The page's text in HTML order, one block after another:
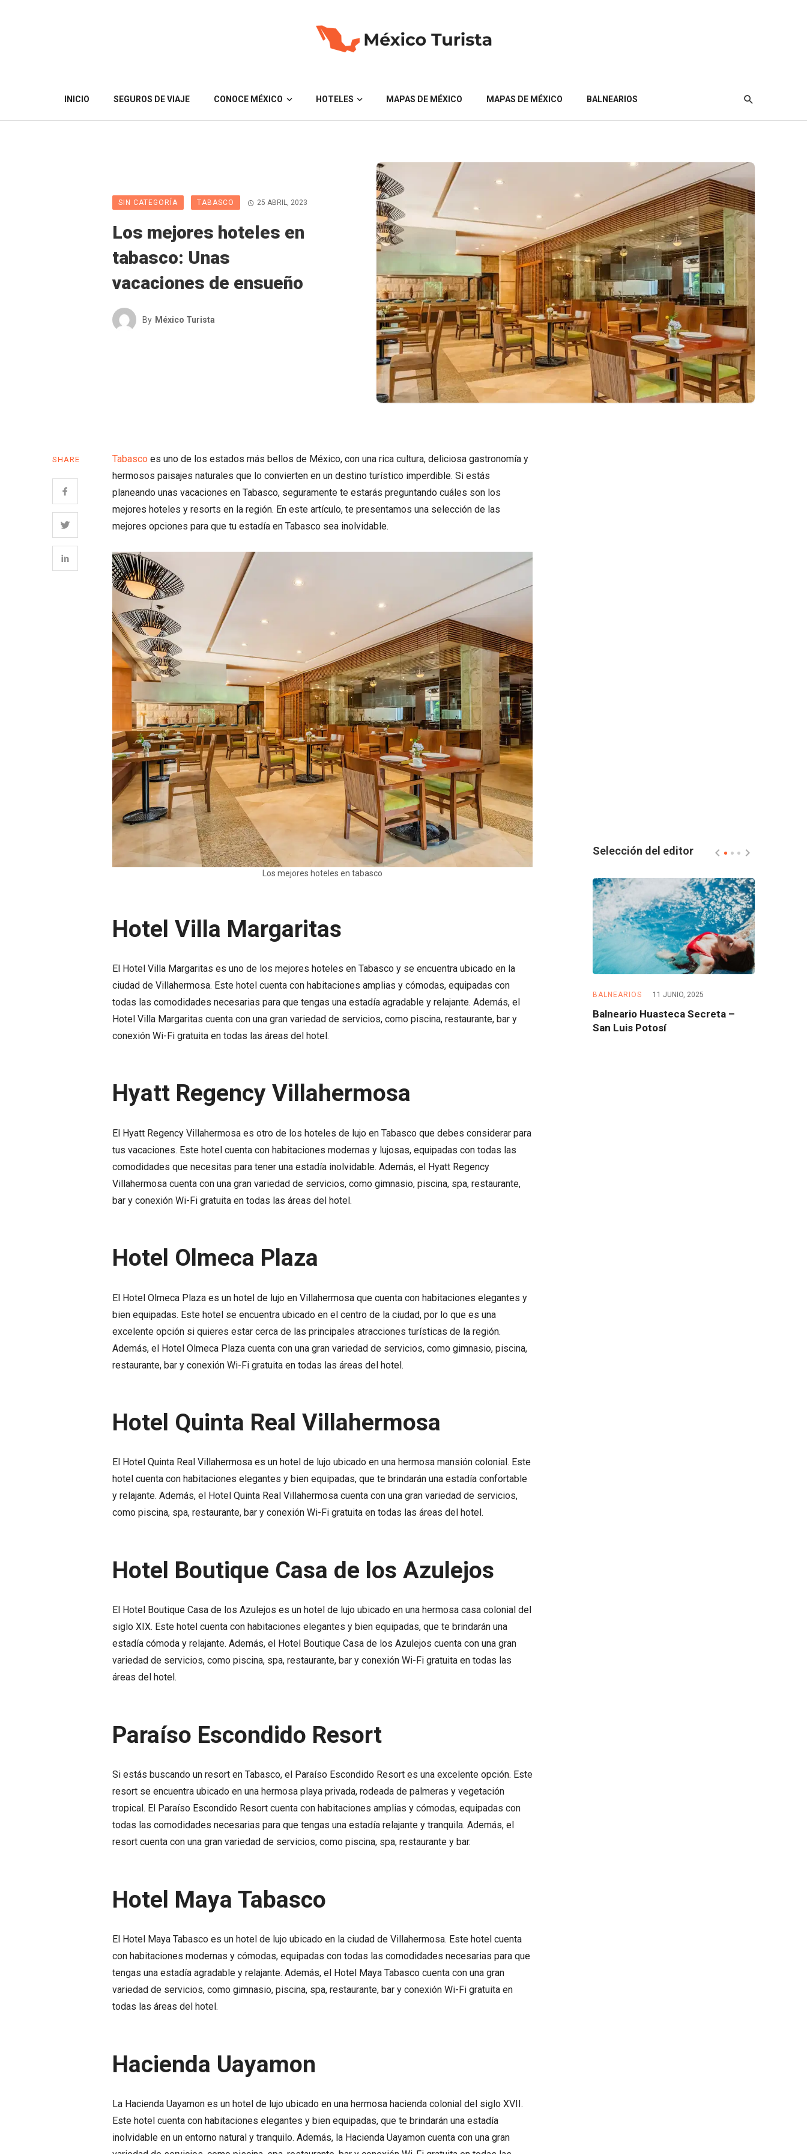
INICIO SEGUROS DE VIAJE CONOCE MÉXICO HOTELES MAPAS DE MÉXICO MAPAS DE MÉXICO BALNEARIOS
SIN CATEGORÍA TABASCO 25 ABRIL, 2023
Los mejores hoteles en
tabasco: Unas
vacaciones de ensueño
By México Turista
SHARE Tabasco es uno de los estados más bellos de México, con una rica cultura, deliciosa gastronomía y
hermosos paisajes naturales que lo convierten en un destino turístico imperdible. Si estás
planeando unas vacaciones en Tabasco, seguramente te estarás preguntando cuáles son los
mejores hoteles y resorts en la región. En este artículo, te presentamos una selección de las
mejores opciones para que tu estadía en Tabasco sea inolvidable.
Los mejores hoteles en tabasco
Hotel Villa Margaritas
El Hotel Villa Margaritas es uno de los mejores hoteles en Tabasco y se encuentra ubicado en la
ciudad de Villahermosa. Este hotel cuenta con habitaciones amplias y cómodas, equipadas con
todas las comodidades necesarias para que tengas una estadía agradable y relajante. Además, el
Hotel Villa Margaritas cuenta con una gran variedad de servicios, como piscina, restaurante, bar y
conexión Wi-Fi gratuita en todas las áreas del hotel.
Hyatt Regency Villahermosa
El Hyatt Regency Villahermosa es otro de los hoteles de lujo en Tabasco que debes considerar para
tus vacaciones. Este hotel cuenta con habitaciones modernas y lujosas, equipadas con todas las
comodidades que necesitas para tener una estadía inolvidable. Además, el Hyatt Regency
Villahermosa cuenta con una gran variedad de servicios, como gimnasio, piscina, spa, restaurante,
bar y conexión Wi-Fi gratuita en todas las áreas del hotel.
Hotel Olmeca Plaza
El Hotel Olmeca Plaza es un hotel de lujo en Villahermosa que cuenta con habitaciones elegantes y
bien equipadas. Este hotel se encuentra ubicado en el centro de la ciudad, por lo que es una
excelente opción si quieres estar cerca de las principales atracciones turísticas de la región.
Además, el Hotel Olmeca Plaza cuenta con una gran variedad de servicios, como gimnasio, piscina,
restaurante, bar y conexión Wi-Fi gratuita en todas las áreas del hotel.
Hotel Quinta Real Villahermosa
El Hotel Quinta Real Villahermosa es un hotel de lujo ubicado en una hermosa mansión colonial. Este
hotel cuenta con habitaciones elegantes y bien equipadas, que te brindarán una estadía confortable
y relajante. Además, el Hotel Quinta Real Villahermosa cuenta con una gran variedad de servicios,
como piscina, spa, restaurante, bar y conexión Wi-Fi gratuita en todas las áreas del hotel.
Hotel Boutique Casa de los Azulejos
El Hotel Boutique Casa de los Azulejos es un hotel de lujo ubicado en una hermosa casa colonial del
siglo XIX. Este hotel cuenta con habitaciones elegantes y bien equipadas, que te brindarán una
estadía cómoda y relajante. Además, el Hotel Boutique Casa de los Azulejos cuenta con una gran
variedad de servicios, como piscina, spa, restaurante, bar y conexión Wi-Fi gratuita en todas las
áreas del hotel.
Paraíso Escondido Resort
Si estás buscando un resort en Tabasco, el Paraíso Escondido Resort es una excelente opción. Este
resort se encuentra ubicado en una hermosa playa privada, rodeada de palmeras y vegetación
tropical. El Paraíso Escondido Resort cuenta con habitaciones amplias y cómodas, equipadas con
todas las comodidades necesarias para que tengas una estadía relajante y tranquila. Además, el
resort cuenta con una gran variedad de servicios, como piscina, spa, restaurante y bar.
Hotel Maya Tabasco
El Hotel Maya Tabasco es un hotel de lujo ubicado en la ciudad de Villahermosa. Este hotel cuenta
con habitaciones modernas y cómodas, equipadas con todas las comodidades necesarias para que
tengas una estadía agradable y relajante. Además, el Hotel Maya Tabasco cuenta con una gran
variedad de servicios, como gimnasio, piscina, spa, restaurante, bar y conexión Wi-Fi gratuita en
todas las áreas del hotel.
Hacienda Uayamon
La Hacienda Uayamon es un hotel de lujo ubicado en una hermosa hacienda colonial del siglo XVII.
Este hotel cuenta con habitaciones elegantes y bien equipadas, que te brindarán una estadía
inolvidable en un entorno natural y tranquilo. Además, la Hacienda Uayamon cuenta con una gran
Selección del editor
Balneario Las Termas – Guerrero Balneario Santa Isabel – Morelos
BALNEARIOS 11 JUNIO, 2025
Balneario Huasteca Secreta –
San Luis Potosí